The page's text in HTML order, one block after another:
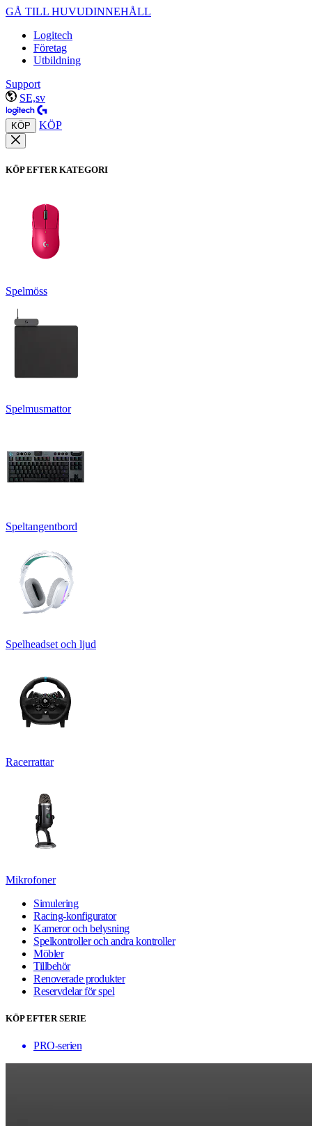
GÅ TILL HUVUDINNEHÅLL
Logitech
Företag
Utbildning
Support
SE,sv
KÖP KÖP
KÖP EFTER KATEGORI
Spelmöss
Spelmusmattor
Speltangentbord
Spelheadset och ljud
Racerrattar
Mikrofoner
Simulering
Racing-konfigurator
Kameror och belysning
Spelkontroller och andra kontroller
Möbler
Tillbehör
Renoverade produkter
Reservdelar för spel
KÖP EFTER SERIE
PRO-serien